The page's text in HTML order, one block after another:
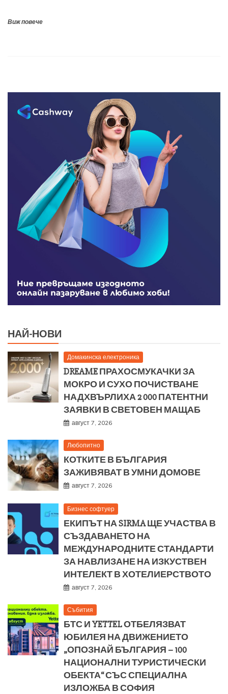
Виж повече
НАЙ-НОВИ
Домакинска електроника
DREAME ПРАХОСМУКАЧКИ ЗА
МОКРО И СУХО ПОЧИСТВАНЕ
НАДХВЪРЛИХА 2 000 ПАТЕНТНИ
ЗАЯВКИ В СВЕТОВЕН МАЩАБ
август 7, 2026
Любопитно
КОТКИТЕ В БЪЛГАРИЯ
ЗАЖИВЯВАТ В УМНИ ДОМОВЕ
август 7, 2026
Бизнес софтуер
ЕКИПЪТ НА SIRMA ЩЕ УЧАСТВА В
СЪЗДАВАНЕТО НА
МЕЖДУНАРОДНИТЕ СТАНДАРТИ
ЗА НАВЛИЗАНЕ НА ИЗКУСТВЕН
ИНТЕЛЕКТ В ХОТЕЛИЕРСТВОТО
август 7, 2026
Събития
БТС И YETTEL ОТБЕЛЯЗВАТ
ЮБИЛЕЯ НА ДВИЖЕНИЕТО
„ОПОЗНАЙ БЪЛГАРИЯ – 100
НАЦИОНАЛНИ ТУРИСТИЧЕСКИ
ОБЕКТА“ СЪС СПЕЦИАЛНА
ИЗЛОЖБА В СОФИЯ